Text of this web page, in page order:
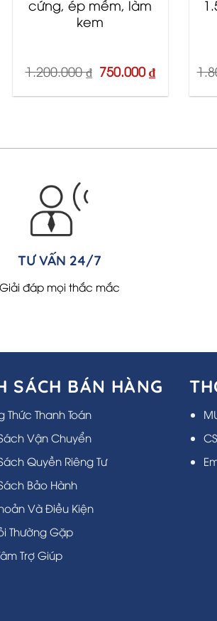
cứng, ép mềm, làm
kem
1.200.000₫ Original
price
was:
750.000₫Current
price
is:
TƯ VẤN 24/7
Giải đáp mọi thắc mắc
SÁCH BÁN HÀNG
Thức Thanh Toán
Vận Chuyển
Quyền Riêng Tư
Bảo Hành
Và Điều Kiện
Thường Gặp
Trợ Giúp